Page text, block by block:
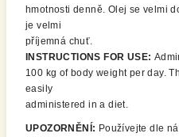
hmotnosti denně. Olej se velmi
je velmi
příjemná chuť.
INSTRUCTIONS FOR USE:
100 kg of body weight per day.
easily
administered in a diet.
UPOZORNĚNÍ: Používejte dle